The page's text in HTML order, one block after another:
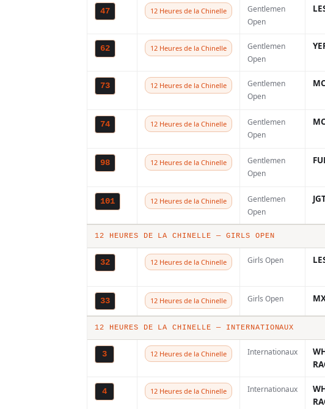
47 12 Heures de la Chinelle
Gentlemen
Open
62 12 Heures de la Chinelle
Gentlemen
Open
73 12 Heures de la Chinelle
Gentlemen
Open
74 12 Heures de la Chinelle
Gentlemen
Open
98 12 Heures de la Chinelle
Gentlemen
Open
101 12 Heures de la Chinelle
Gentlemen
Open
12 HEURES DE LA CHINELLE — GIRLS OPEN
32 12 Heures de la Chinelle Girls Open
33 12 Heures de la Chinelle Girls Open
12 HEURES DE LA CHINELLE — INTERNATIONAUX
3 12 Heures de la Chinelle Internationaux
4 12 Heures de la Chinelle Internationaux
16/17 janvier : Grayan-et-
Date à confirmer : Le Touquet
A lire
Plus de 800
pilotes
attendus pour
une nouvelle
saison record
du
championnat